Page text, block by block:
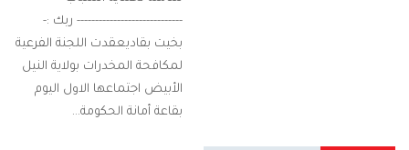
----------------------------- ربك :-
بخيت بقادي ​عقدت اللجنة الفرعية
لمكافحة المخدرات بولاية النيل
الأبيض اجتماعها الاول اليوم
بقاعة أمانة الحكومة…